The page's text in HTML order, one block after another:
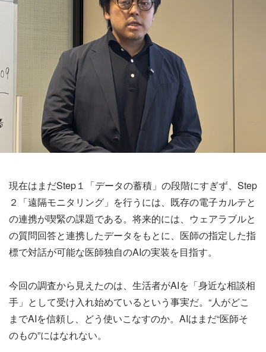
現在はまだStep１「データの蓄積」の段階にすぎず、Step
２「遠隔モニタリング」を行うには、既存の電子カルテと
の連携が喫緊の課題である。将来的には、ウェアラブルと
の質問回答と連携したデータをもとに、医師の指定した指
標で対話が可能な医師独自のAIの実装を目指す。
今回の調査から見えたのは、生活者がAIを「身近な相談相
手」として受け入れ始めているという事実だ。“人がどこ
までAIを信頼し、どう使いこなすのか。AIはまだ“医師そ
のもの”にはなれない。